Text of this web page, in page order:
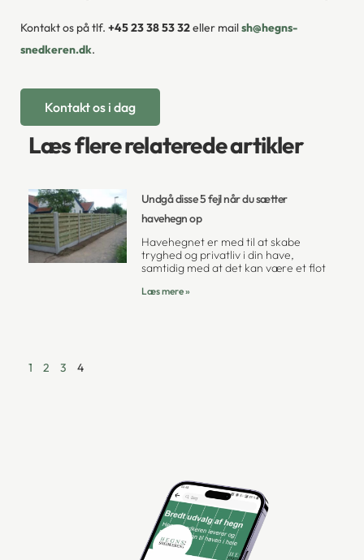
Kontakt os på tlf. +45 23 38 53 32eller mailsh@hegns-
snedkeren.dk.
Kontakt os i dag
Læs flere relaterede artikler
Undgå disse 5 fejl når du sætter
havehegn op
Havehegnet er med til at skabe
tryghed og privatliv i din have,
samtidig med at det kan være et flot
Læs mere »
1 2 3 4